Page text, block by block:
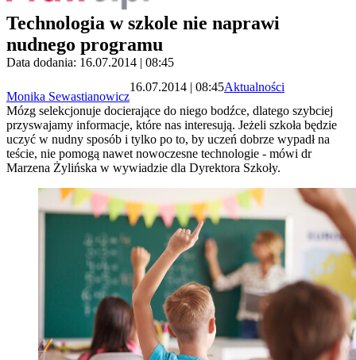
Technologia w szkole nie naprawi
nudnego programu
Data dodania: 16.07.2014 | 08:45
Monika Sewastianowicz
16.07.2014 | 08:45Aktualności
Mózg selekcjonuje docierające do niego bodźce, dlatego szybciej
przyswajamy informacje, które nas interesują. Jeżeli szkoła będzie
uczyć w nudny sposób i tylko po to, by uczeń dobrze wypadł na
teście, nie pomogą nawet nowoczesne technologie - mówi dr
Marzena Żylińska w wywiadzie dla Dyrektora Szkoły.